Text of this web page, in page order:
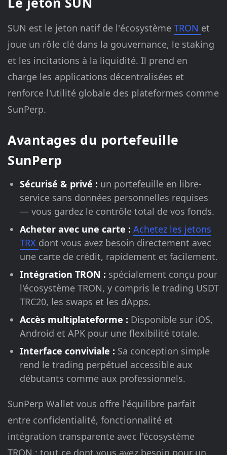
SUN est le jeton natif de l'écosystèmeTRON et
joue un rôle clé dans la gouvernance, le staking
et les incitations à la liquidité. Il prend en
charge les applications décentralisées et
renforce l'utilité globale des plateformes comme
SunPerp.
Avantages du portefeuille
SunPerp
Sécurisé & privé : un portefeuille en libre-
service sans données personnelles requises
— vous gardez le contrôle total de vos fonds.
Acheter avec une carte : Achetez les jetons
TRX dont vous avez besoin directement avec
une carte de crédit, rapidement et facilement.
Intégration TRON : spécialement conçu pour
l'écosystème TRON, y compris le trading USDT
TRC20, les swaps et les dApps.
Accès multiplateforme : Disponible sur iOS,
Android et APK pour une flexibilité totale.
Interface conviviale : Sa conception simple
rend le trading perpétuel accessible aux
débutants comme aux professionnels.
SunPerp Wallet vous offre l'équilibre parfait
entre confidentialité, fonctionnalité et
intégration transparente avec l'écosystème